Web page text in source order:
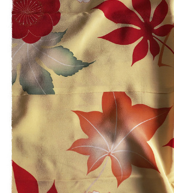
2020/04/26
2020/04/26
留守家庭で働く友人に贈りました。現在マスク
揃いのケースまでつけての販売は、この価格で
おります。 とても可愛い色でマスクを付けて子
て欲しいです。 製作者の方へ 可愛い作品をあ
ご自身もご自愛下さいませ。
この度はご購入ありがとうございまし
励みになります。 保管していた生地
きが来るとは、思ってもみませんでし